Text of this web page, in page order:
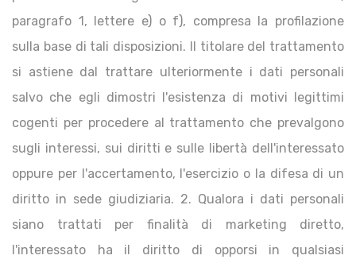
paragrafo 1, lettere e) o f), compresa la profilazione
sulla base di tali disposizioni. Il titolare del trattamento
si astiene dal trattare ulteriormente i dati personali
salvo che egli dimostri l'esistenza di motivi legittimi
cogenti per procedere al trattamento che prevalgono
sugli interessi, sui diritti e sulle libertà dell'interessato
oppure per l'accertamento, l'esercizio o la difesa di un
diritto in sede giudiziaria. 2. Qualora i dati personali
siano trattati per finalità di marketing diretto,
l'interessato ha il diritto di opporsi in qualsiasi